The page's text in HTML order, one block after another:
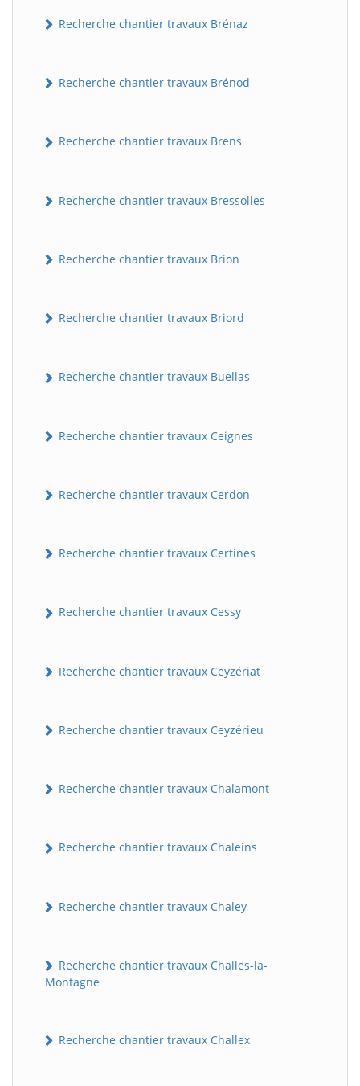
Recherche chantier travaux Brénaz
Recherche chantier travaux Brénod
Recherche chantier travaux Brens
Recherche chantier travaux Bressolles
Recherche chantier travaux Brion
Recherche chantier travaux Briord
Recherche chantier travaux Buellas
Recherche chantier travaux Ceignes
Recherche chantier travaux Cerdon
Recherche chantier travaux Certines
Recherche chantier travaux Cessy
Recherche chantier travaux Ceyzériat
Recherche chantier travaux Ceyzérieu
Recherche chantier travaux Chalamont
Recherche chantier travaux Chaleins
Recherche chantier travaux Chaley
Recherche chantier travaux Challes-la-
Montagne
Recherche chantier travaux Challex